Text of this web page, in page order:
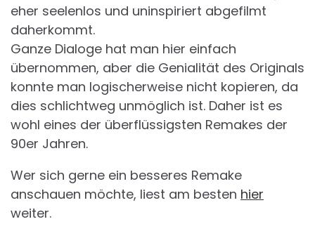
eher seelenlos und uninspiriert abgefilmt
daherkommt.
Ganze Dialoge hat man hier einfach
übernommen, aber die Genialität des Originals
konnte man logischerweise nicht kopieren, da
dies schlichtweg unmöglich ist. Daher ist es
wohl eines der überflüssigsten Remakes der
90er Jahren.
Wer sich gerne ein besseres Remake
anschauen möchte, liest am besten hier
weiter.